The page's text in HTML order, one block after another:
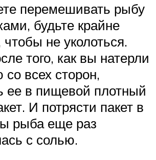
перемешивать рыбу
будьте крайне
не уколоться.
того, как вы натерли
всех сторон,
ее в пищевой плотный
И потрясти пакет в
рыба еще раз
с солью.